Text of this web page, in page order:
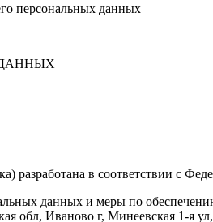
персональных данных
разработана в соответствии с
данных и меры по
обл, Иваново г, Минеевская 1-я